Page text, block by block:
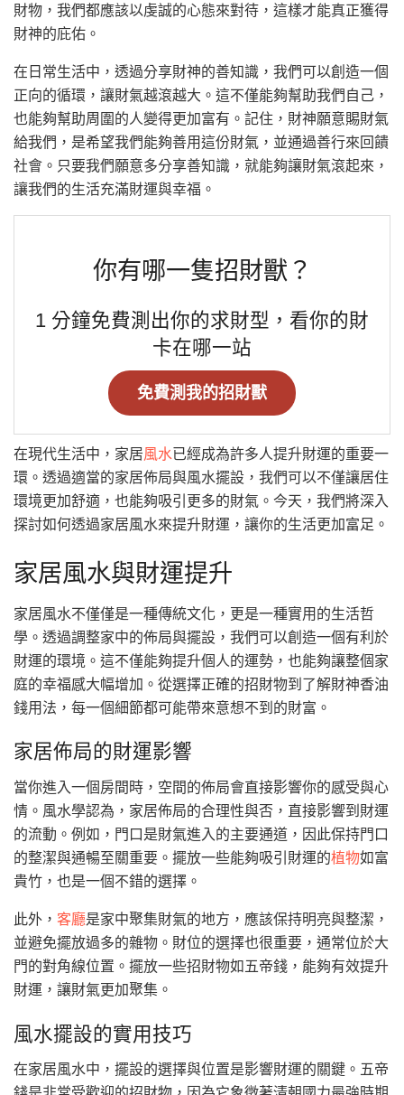
財物，我們都應該以虔誠的心態來對待，這樣才能真正獲得
財神的庇佑。
在日常生活中，透過分享財神的善知識，我們可以創造一個
正向的循環，讓財氣越滾越大。這不僅能夠幫助我們自己，
也能夠幫助周圍的人變得更加富有。記住，財神願意賜財氣
給我們，是希望我們能夠善用這份財氣，並通過善行來回饋
社會。只要我們願意多分享善知識，就能夠讓財氣滾起來，
讓我們的生活充滿財運與幸福。
你有哪一隻招財獸？
1 分鐘免費測出你的求財型，看你的財
卡在哪一站
免費測我的招財獸
在現代生活中，家居風水已經成為許多人提升財運的重要一
環。透過適當的家居佈局與風水擺設，我們可以不僅讓居住
環境更加舒適，也能夠吸引更多的財氣。今天，我們將深入
探討如何透過家居風水來提升財運，讓你的生活更加富足。
家居風水與財運提升
家居風水不僅僅是一種傳統文化，更是一種實用的生活哲
學。透過調整家中的佈局與擺設，我們可以創造一個有利於
財運的環境。這不僅能夠提升個人的運勢，也能夠讓整個家
庭的幸福感大幅增加。從選擇正確的招財物到了解財神香油
錢用法，每一個細節都可能帶來意想不到的財富。
家居佈局的財運影響
當你進入一個房間時，空間的佈局會直接影響你的感受與心
情。風水學認為，家居佈局的合理性與否，直接影響到財運
的流動。例如，門口是財氣進入的主要通道，因此保持門口
的整潔與通暢至關重要。擺放一些能夠吸引財運的植物如富
貴竹，也是一個不錯的選擇。
此外， 客廳是家中聚集財氣的地方，應該保持明亮與整潔，
並避免擺放過多的雜物。財位的選擇也很重要，通常位於大
門的對角線位置。擺放一些招財物如五帝錢，能夠有效提升
財運，讓財氣更加聚集。
風水擺設的實用技巧
在家居風水中，擺設的選擇與位置是影響財運的關鍵。五帝